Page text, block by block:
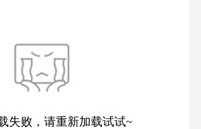
失败，请重新加载试试~